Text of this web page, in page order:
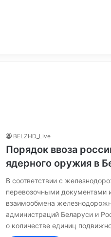
BELZHD_Live
Порядок ввоза
ядерного оружия в
В соответствии с
перевозочными документами
взаимообмена
администраций Беларуси и
о количестве единиц